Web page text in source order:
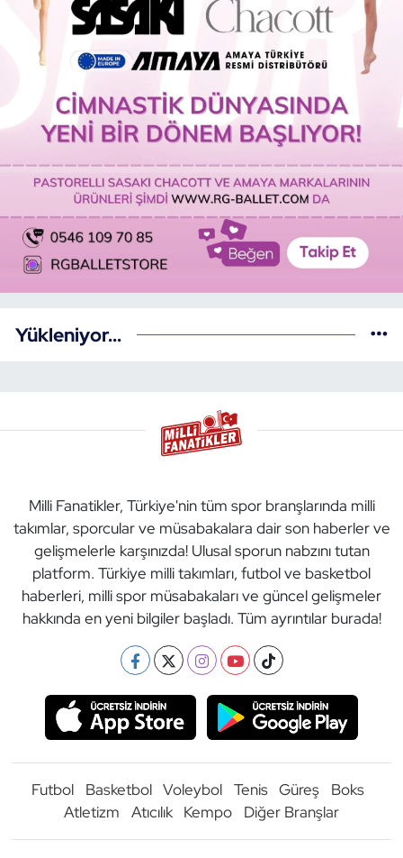
Yükleniyor...
Milli Fanatikler, Türkiye'nin tüm spor branşlarında milli
takımlar, sporcular ve müsabakalara dair son haberler ve
gelişmelerle karşınızda! Ulusal sporun nabzını tutan
platform. Türkiye milli takımları, futbol ve basketbol
haberleri, milli spor müsabakaları ve güncel gelişmeler
hakkında en yeni bilgiler başladı. Tüm ayrıntılar burada!
Futbol Basketbol Voleybol Tenis Güreş
Boks
Atletizm
Atıcılık Kempo Diğer Branşlar